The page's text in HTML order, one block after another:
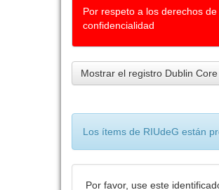
Por respeto a los derechos
confidencialidad
Mostrar el registro Dublin
Los ítems de RIUdeG están
Por favor, use este